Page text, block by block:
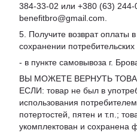
384-33-02 или +380 (63)
benefitbro@gmail.com.
5. Получите возврат оплаты
сохранении
- в пункте самовывоза г.
ВЫ МОЖЕТЕ ВЕРНУТЬ
ЕСЛИ: товар не был в
использования
потертостей, пятен и т.п.;
укомплектован и сохранена